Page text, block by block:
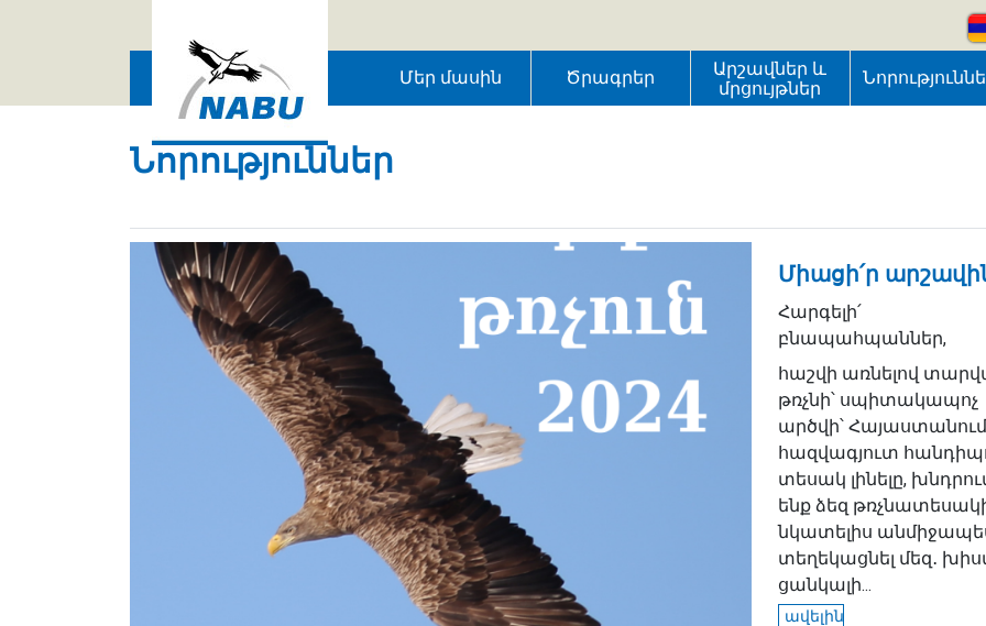
Մեր մասին Ծրագրեր
Արշավներ և
մրցույթներ
Նորություններ
Միացի՛ր
Հարգելի՛
բնապահպաններ,
հաշվի առնելով
թռչնի՝ սպիտակապոչ
արծվի՝ Հայաստանում
հազվագյուտ
տեսակ լինելը,
ենք ձեզ
նկատելիս
տեղեկացնել մեզ․
ցանկալի...
ավելին